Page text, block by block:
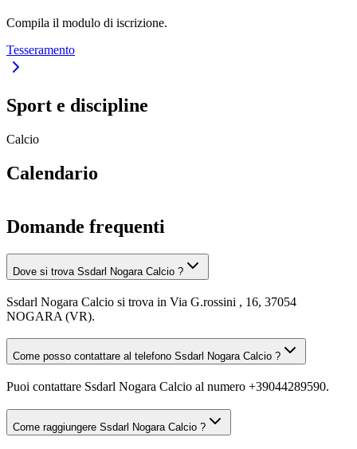
Compila il modulo di iscrizione.
Tesseramento
Sport e discipline
Calcio
Calendario
Domande frequenti
Dove si trova Ssdarl Nogara Calcio ?
Ssdarl Nogara Calcio si trova in Via G.rossini , 16, 37054
NOGARA (VR).
Come posso contattare al telefono Ssdarl Nogara Calcio ?
Puoi contattare Ssdarl Nogara Calcio al numero +39044289590.
Come raggiungere Ssdarl Nogara Calcio ?